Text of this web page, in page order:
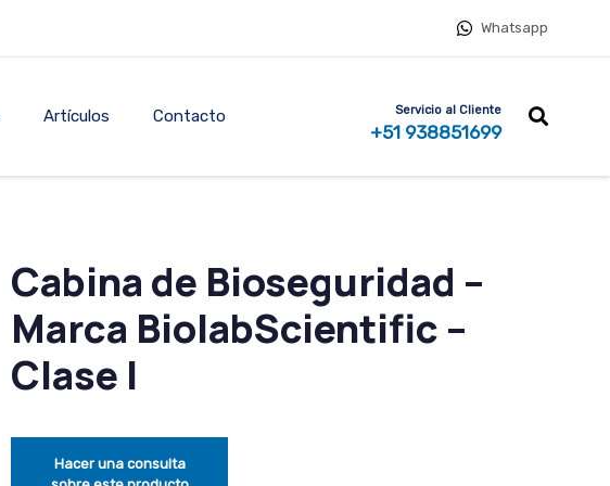
Whatsapp
Artículos Contacto Servicio al Cliente
+51 938851699
Cabina de Bioseguridad –
Marca BiolabScientific –
Clase I